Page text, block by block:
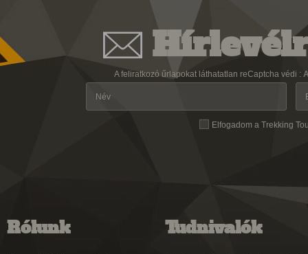
A feliratkozó űrlapokat láthatatlan reCaptcha védi :
Elfogadom a Trekking
Rólunk Tudnivalók